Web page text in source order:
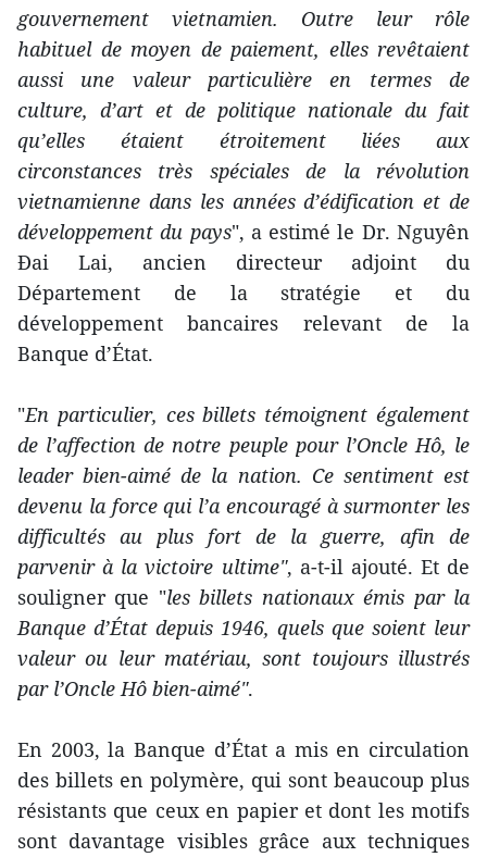
gouvernement vietnamien. Outre leur rôle
habituel de moyen de paiement, elles revêtaient
aussi une valeur particulière en termes de
culture, d’art et de politique nationale du fait
qu’elles étaient étroitement liées aux
circonstances très spéciales de la révolution
vietnamienne dans les années d’édification et de
développement du pays", a estimé le Dr. Nguyên
Ðai Lai, ancien directeur adjoint du
Département de la stratégie et du
développement bancaires relevant de la
Banque d’État.
"En particulier, ces billets témoignent également
de l’affection de notre peuple pour l’Oncle Hô, le
leader bien-aimé de la nation. Ce sentiment est
devenu la force qui l’a encouragé à surmonter les
difficultés au plus fort de la guerre, afin de
parvenir à la victoire ultime", a-t-il ajouté. Et de
souligner que "les billets nationaux émis par la
Banque d’État depuis 1946, quels que soient leur
valeur ou leur matériau, sont toujours illustrés
par l’Oncle Hô bien-aimé".
En 2003, la Banque d’État a mis en circulation
des billets en polymère, qui sont beaucoup plus
résistants que ceux en papier et dont les motifs
sont davantage visibles grâce aux techniques